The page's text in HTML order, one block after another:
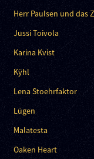
Herr Paulsen und das
Jussi Toivola
Karina Kvist
Kÿhl
Lena Stoehrfaktor
Lügen
Malatesta
Oaken Heart